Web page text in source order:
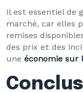
Il est essentiel de
marché, car elles
remises
des prix et des
une économie sur